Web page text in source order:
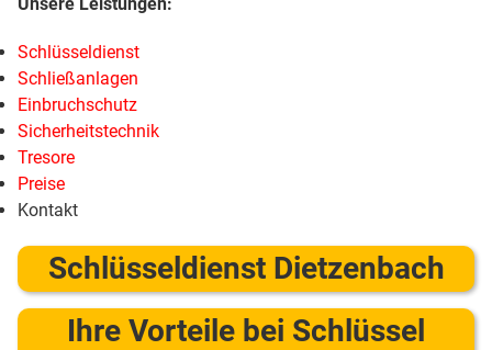
Schlüsseldienst
Schließanlagen
Einbruchschutz
Sicherheitstechnik
Tresore
Preise
Kontakt
Schlüsseldienst Dietzenbach
Ihre Vorteile bei Schlüssel